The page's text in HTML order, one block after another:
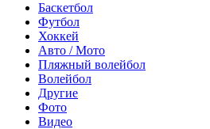
Баскетбол
Футбол
Хоккей
Авто / Мото
Пляжный волейбол
Волейбол
Другие
Фото
Видео